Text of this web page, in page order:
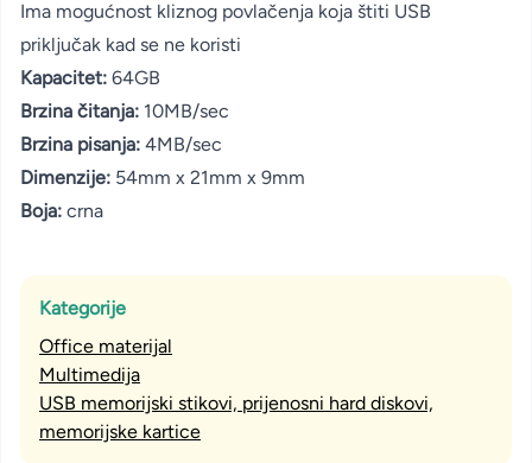
Ima mogućnost kliznog povlačenja koja štiti USB
priključak kad se ne koristi
Kapacitet: 64GB
Brzina čitanja: 10MB/sec
Brzina pisanja: 4MB/sec
Dimenzije: 54mm x 21mm x 9mm
Boja: crna
Kategorije
Office materijal
Multimedija
USB memorijski stikovi, prijenosni hard diskovi,
memorijske kartice